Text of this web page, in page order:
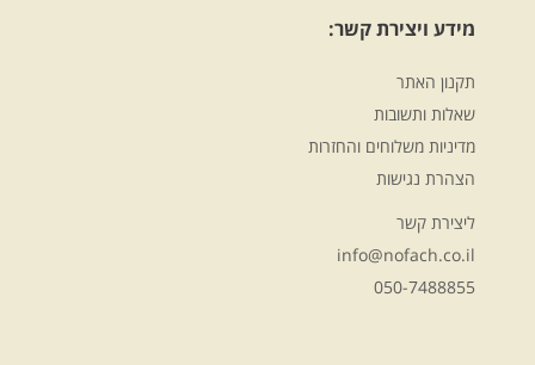
מידע ויצירת קשר:
תקנון האתר
שאלות ותשובות
מדיניות משלוחים והחזרות
הצהרת נגישות
ליצירת קשר
info@nofach.co.il
050-7488855